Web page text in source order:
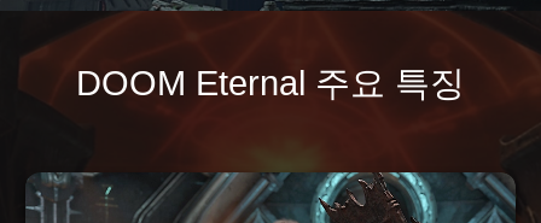
DOOM Eternal 주요 특징